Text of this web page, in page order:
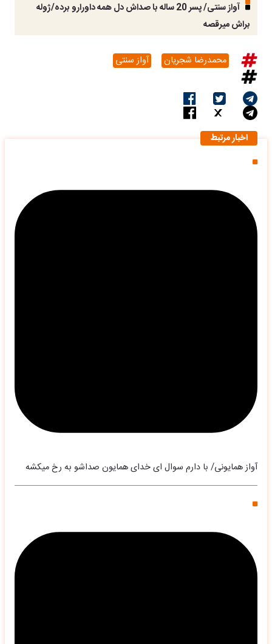
آواز سنتی/ پسر 20 ساله با صداش دل همه داورارو برده/ژوله
براش میرقصه
محمدرضا شجریان آواز سنتی
اخبار مرتبط
آواز همایونی/ با دارم سوال ای خدای همایون صداشو به رخ میکشه